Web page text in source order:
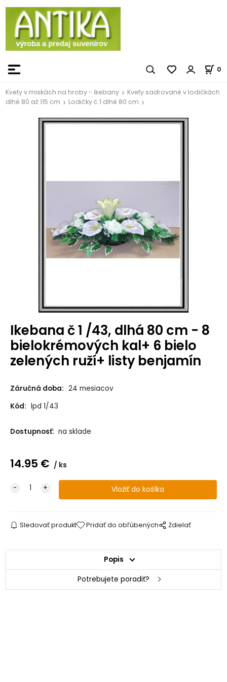
0
Kvety v miskách na hroby - ikebany
Kvety sadrované v lodičkách
dlhé 80 až 115 cm
Lodičky č.1 dlhé 80 cm
Ikebana č 1 /43, dlhá 80 cm - 8
bielokrémových kal+ 6 bielo
zelených ruží+ listy benjamín
Záručná doba: 24 mesiacov
Kód: lpd 1/43
Dostupnosť: na sklade
14.95 € ks
Sledovať produkt Pridať do obľúbených Zdielať
Popis
Potrebujete poradiť?